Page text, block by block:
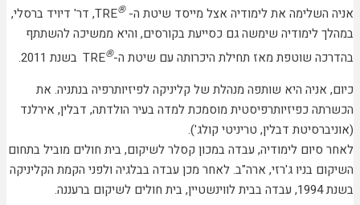
אניה השלימה את לימודיה אצל מייסד שיטת ה-®
TRE, דר' דיויד ברסלי,
במהלך לימודיה שימשה גם כסייעת בקורסים, והיא ממשיכה להשתתף
בהדרכה שוטפת מאז תחילת היכרותה עם שיטת ה-®
TRE בשנת 2011.
כיום, אניה היא שותפה מנהלת של קליניקה לפיזיותרפיה בנתניה. את
הכשרתה כפיזיותרפיסטית מוסמכת למדה בעיר הולדתה, דבלין, אירלנד
(אוניברסיטת דבלין, טריניטי קולג').
לאחר סיום לימודיה, עבדה במכון קסלר לשיקום, בית חולים מוביל בתחום
השיקום בניו ג'רזי, ארה"ב. לאחר מכן עבדה בבלגיה ולפני הקמת הקליניקה
בשנת 1994, עבדה בבית לווינשטיין, בית חולים לשיקום ברעננה.